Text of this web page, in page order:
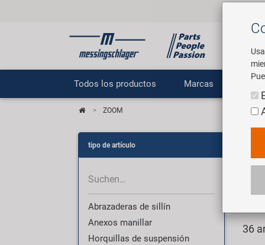
Todos los productos Marcas
ZOOM
tipo de artículo
Abrazaderas de sillín
Anexos manillar
Horquillas de suspensión
36